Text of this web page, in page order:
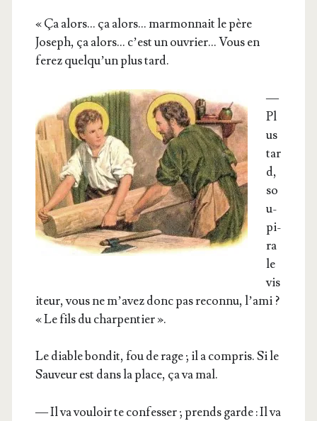
« Ça alors… ça alors… mar­mon­nait le père
Joseph, ça alors… c’est un ouvrier… Vous en
ferez quel­qu’un plus tard.
—
Pl
us
tar
d,
so
u­
pi­
ra
le
vis
i­teur, vous ne m’a­vez donc pas recon­nu, l’a­mi ?
« Le fils du charpentier ».
Le diable bon­dit, fou de rage ; il a com­pris. Si le
Sau­veur est dans la place, ça va mal.
— Il va vou­loir te confes­ser ; prends garde : Il va